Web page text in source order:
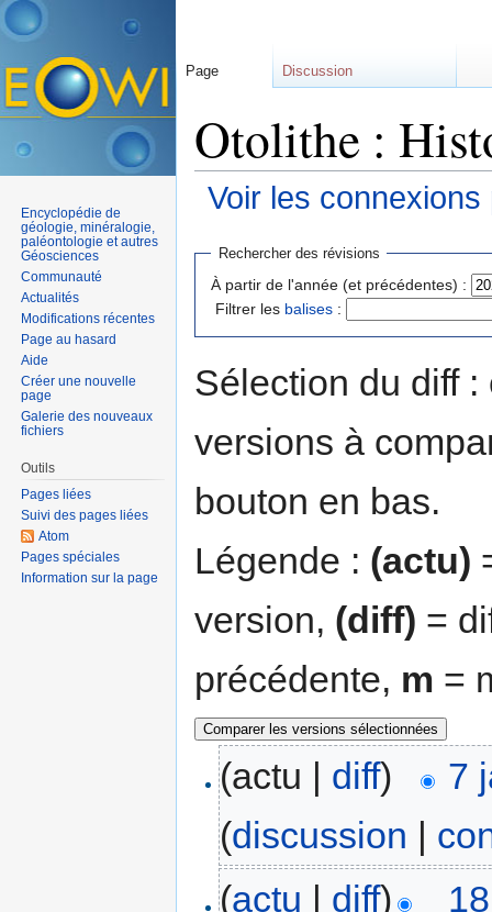
Otolithe :
Voir les
Rechercher des révisions
À partir de l'année (et précédentes) :
Filtrer les balises :
Sélection du diff
versions à
bouton en bas.
Légende : (actu)
version, (diff) =
précédente, m =
(actu | diff)
7
(discussion |
(actu | diff)
Page Discussion
Encyclopédie de
géologie, minéralogie,
paléontologie et autres
Géosciences
Communauté
Actualités
Modifications récentes
Page au hasard
Aide
Créer une nouvelle
page
Galerie des nouveaux
fichiers
Outils
Pages liées
Suivi des pages liées
Atom
Pages spéciales
Information sur la page